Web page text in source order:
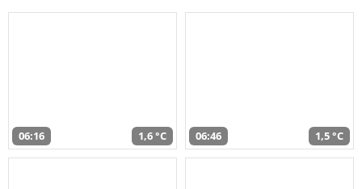
06:16 1,6 °C 06:46 1,5 °C